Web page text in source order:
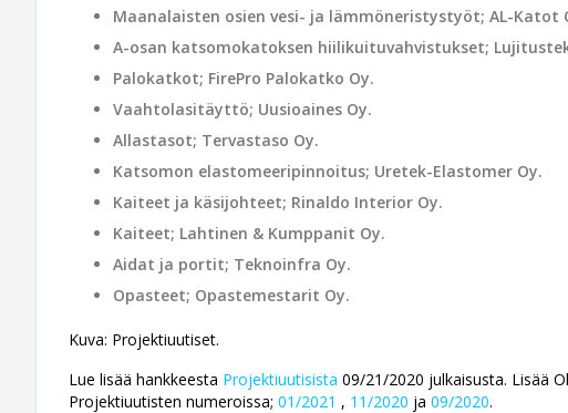
Maanalaisten osien vesi- ja lämmöneristystyöt; AL-Katot
A-osan katsomokatoksen hiilikuituvahvistukset;
Palokatkot; FirePro Palokatko Oy.
Vaahtolasitäyttö; Uusioaines Oy.
Allastasot; Tervastaso Oy.
Katsomon elastomeeripinnoitus; Uretek-Elastomer Oy.
Kaiteet ja käsijohteet; Rinaldo Interior Oy.
Kaiteet; Lahtinen & Kumppanit Oy.
Aidat ja portit; Teknoinfra Oy.
Opasteet; Opastemestarit Oy.
Kuva: Projektiuutiset.
Lue lisää hankkeesta Projektiuutisista 09/21/2020 julkaisusta. Lisää
Projektiuutisten numeroissa; 01/2021 , 11/2020 ja 09/2020.